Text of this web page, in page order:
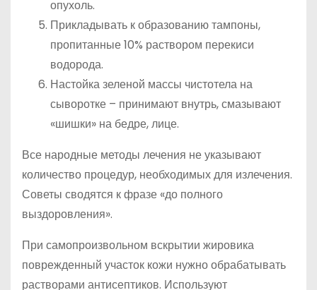
опухоль.
Прикладывать к образованию тампоны,
пропитанные 10% раствором перекиси
водорода.
Настойка зеленой массы чистотела на
сыворотке – принимают внутрь, смазывают
«шишки» на бедре, лице.
Все народные методы лечения не указывают
количество процедур, необходимых для излечения.
Советы сводятся к фразе «до полного
выздоровления».
При самопроизвольном вскрытии жировика
поврежденный участок кожи нужно обрабатывать
растворами антисептиков. Используют